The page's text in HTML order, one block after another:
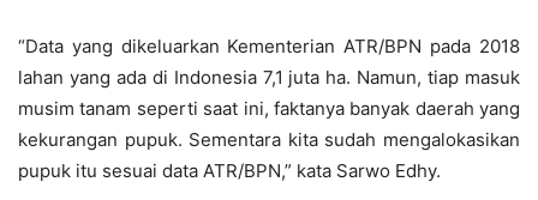
“Data yang dikeluarkan Kementerian ATR/BPN pada 2018
lahan yang ada di Indonesia 7,1 juta ha. Namun, tiap masuk
musim tanam seperti saat ini, faktanya banyak daerah yang
kekurangan pupuk. Sementara kita sudah mengalokasikan
pupuk itu sesuai data ATR/BPN,” kata Sarwo Edhy.